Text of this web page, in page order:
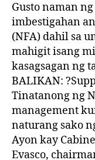
Gusto naman
imbestigahan
(NFA) dahil sa
mahigit isang
kasagsagan ng
BALIKAN:
Tinatanong ng
management
naturang sako
Ayon kay
Evasco,